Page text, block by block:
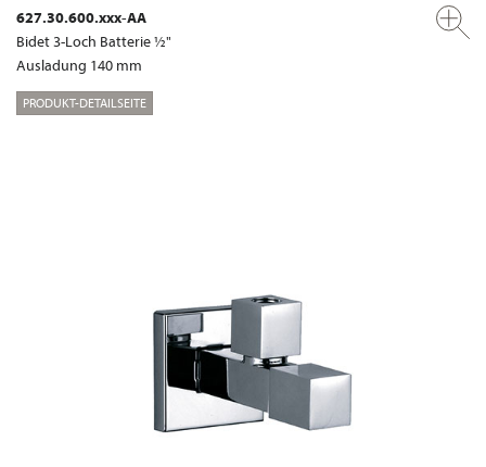
627.30.600.xxx-AA
Bidet 3-Loch Batterie ½"
Ausladung 140 mm
PRODUKT-DETAILSEITE